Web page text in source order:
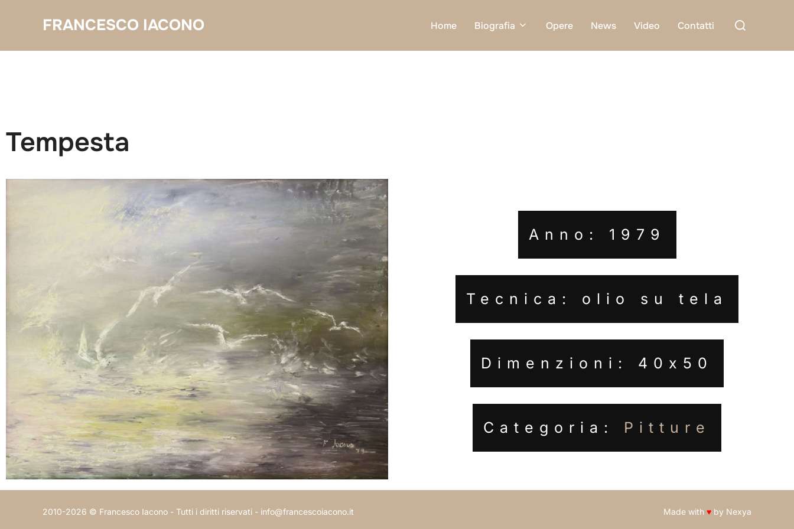
FRANCESCO IACONO Home Biografia Opere News Video Contatti
Cerca
Tempesta
Anno: 1979
Tecnica: olio su tela
Dimenzioni: 40x50
Categoria: Pitture
2010-2026 © Francesco Iacono - Tutti i diritti riservati - info@francescoiacono.it Made with ♥ by Nexya